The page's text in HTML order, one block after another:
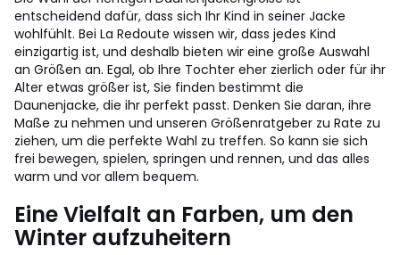
entscheidend dafür, dass sich Ihr Kind in seiner Jacke
wohlfühlt. Bei La Redoute wissen wir, dass jedes Kind
einzigartig ist, und deshalb bieten wir eine große Auswahl
an Größen an. Egal, ob Ihre Tochter eher zierlich oder für ihr
Alter etwas größer ist, Sie finden bestimmt die
Daunenjacke, die ihr perfekt passt. Denken Sie daran, ihre
Maße zu nehmen und unseren Größenratgeber zu Rate zu
ziehen, um die perfekte Wahl zu treffen. So kann sie sich
frei bewegen, spielen, springen und rennen, und das alles
warm und vor allem bequem.
Eine Vielfalt an Farben, um den
Winter aufzuheitern